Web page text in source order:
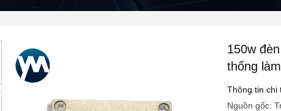
150w
thống
Thông tin chi
Nguồn gốc: